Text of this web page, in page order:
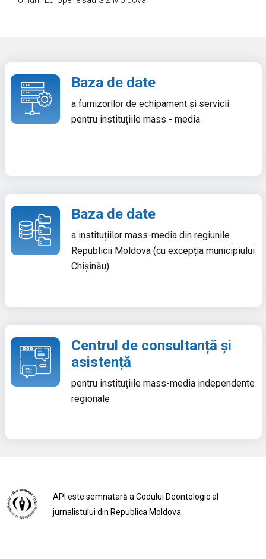
Baza de date
a furnizorilor de echipament și servicii
pentru instituțiile mass - media
Baza de date
a instituțiilor mass-media din regiunile
Republicii Moldova (cu excepția municipiului
Chișinău)
Centrul de consultanță și
asistență
pentru instituțiile mass-media independente
regionale
API este semnatară a Codului Deontologic al
jurnalistului din Republica Moldova.